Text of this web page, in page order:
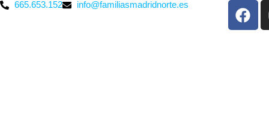
665.653.152 info@familiasmadridnorte.es